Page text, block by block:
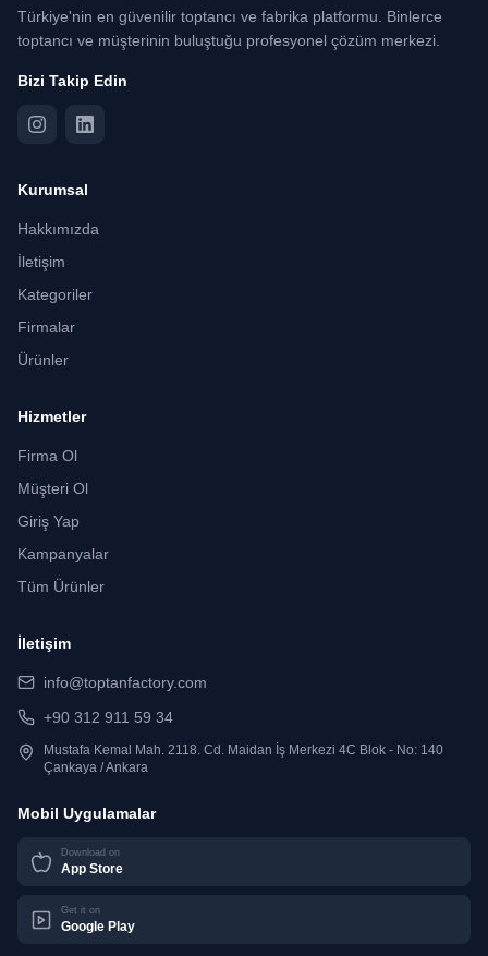
Türkiye'nin en güvenilir toptancı ve fabrika platformu. Binlerce
toptancı ve müşterinin buluştuğu profesyonel çözüm merkezi.
Bizi Takip Edin
Kurumsal
Hakkımızda
İletişim
Kategoriler
Firmalar
Ürünler
Hizmetler
Firma Ol
Müşteri Ol
Giriş Yap
Kampanyalar
Tüm Ürünler
İletişim
info@toptanfactory.com
+90 312 911 59 34
Mustafa Kemal Mah. 2118. Cd. Maidan İş Merkezi 4C Blok - No: 140
Çankaya / Ankara
Mobil Uygulamalar
Download on
App Store
Get it on
Google Play